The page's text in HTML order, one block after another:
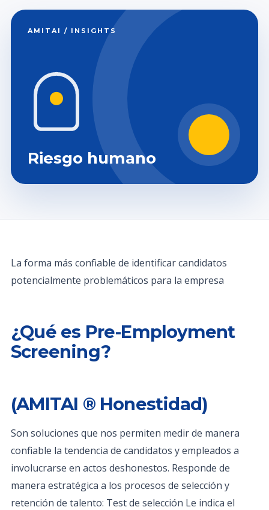
AMITAI / INSIGHTS
Riesgo humano
La forma más confiable de identificar candidatos
potencialmente problemáticos para la empresa
¿Qué es Pre-Employment
Screening?
(AMITAI ® Honestidad)
Son soluciones que nos permiten medir de manera
confiable la tendencia de candidatos y empleados a
involucrarse en actos deshonestos. Responde de
manera estratégica a los procesos de selección y
retención de talento: Test de selección Le indica el